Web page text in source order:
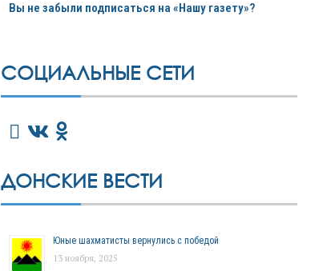
Вы не забыли подписаться на «Нашу газету»?
СОЦИАЛЬНЫЕ СЕТИ
ДОНСКИЕ ВЕСТИ
Юные шахматисты вернулись с победой
13 ноября, 2025